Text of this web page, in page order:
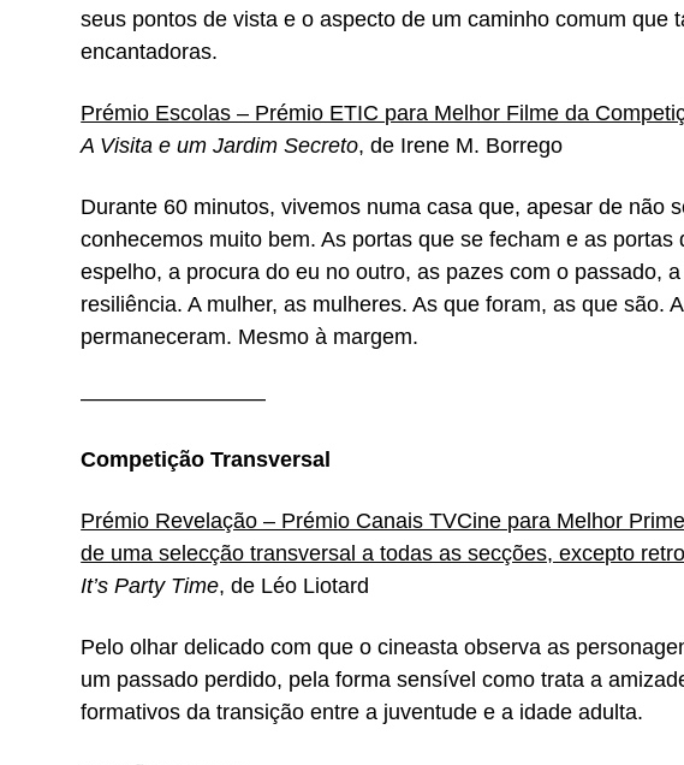
seus pontos de vista e o aspecto de um caminho comum que
encantadoras.
Prémio Escolas – Prémio ETIC para Melhor Filme da
A Visita e um Jardim Secreto, de Irene M. Borrego
Durante 60 minutos, vivemos numa casa que, apesar de não
conhecemos muito bem. As portas que se fecham e as
espelho, a procura do eu no outro, as pazes com o passado,
resiliência. A mulher, as mulheres. As que foram, as que são.
permaneceram. Mesmo à margem.
————————–
Competição Transversal
Prémio Revelação – Prémio Canais TVCine para Melhor
de uma selecção transversal a todas as secções, excepto
It’s Party Time, de Léo Liotard
Pelo olhar delicado com que o cineasta observa as
um passado perdido, pela forma sensível como trata a
formativos da transição entre a juventude e a idade adulta.